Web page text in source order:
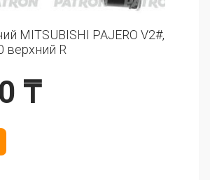
MITSUBISHI PAJERO V2#,
верхний R
₸